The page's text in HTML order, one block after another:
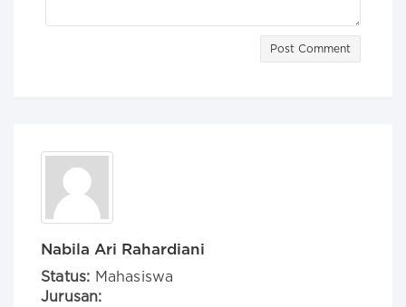
Post Comment
Nabila Ari Rahardiani
Status: Mahasiswa
Jurusan: